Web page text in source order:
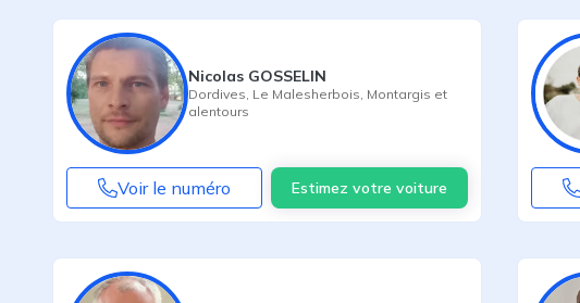
Nicolas GOSSELIN
Dordives Le Malesherbois Montargis et
alentours
Voir le numéro Estimez votre voiture